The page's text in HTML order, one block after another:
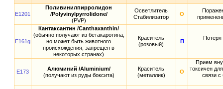
E1201
Поливинилпирролидон
/Polyvinylpyrrolidone/
(PVP)
Осветлитель
Стабилизатор
О
E161g
Кантаксантин /Canthaxanthin/
(обычно получают из бетакаротина,
но может быть животного
происхождения; запрещен в
некоторых странах)
Краситель
(розовый)
П
Потеря
E173
Алюминий /Aluminium/
(получают из руды боксита)
Краситель
(металлик)
О
Прием
токсичен
связи с